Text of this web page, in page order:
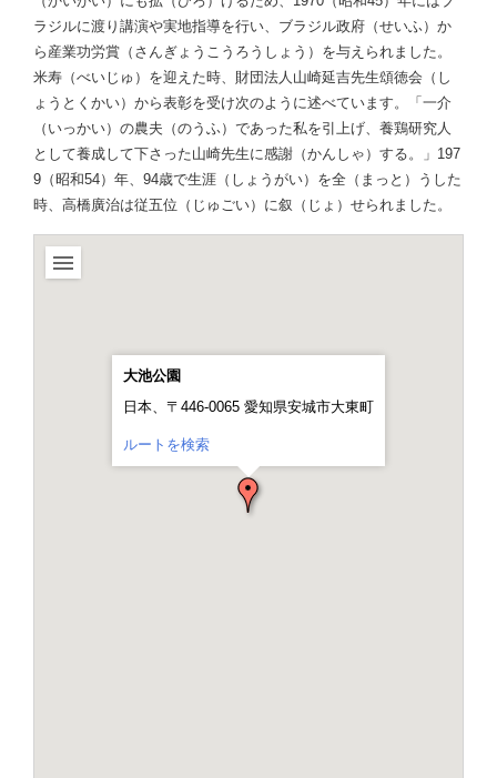
ラジルに渡り講演や実地指導を行い、ブラジル政府（せいふ）か
ら産業功労賞（さんぎょうこうろうしょう）を与えられました。
米寿（べいじゅ）を迎えた時、財団法人山崎延吉先生頌徳会（し
ょうとくかい）から表彰を受け次のように述べています。「一介
（いっかい）の農夫（のうふ）であった私を引上げ、養鶏研究人
として養成して下さった山崎先生に感謝（かんしゃ）する。」197
9（昭和54）年、94歳で生涯（しょうがい）を全（まっと）うした
時、高橋廣治は従五位（じゅごい）に叙（じょ）せられました。
大池公園
日本、〒446-0065 愛知県安城市大東町
ルートを検索